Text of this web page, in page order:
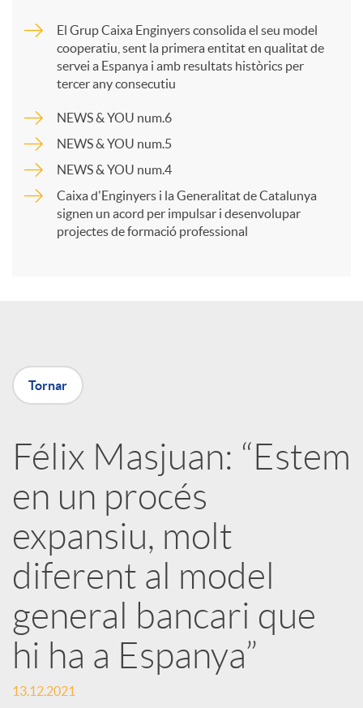
a
r
a
a
r
x
e
s
El Grup Caixa Enginyers consolida el seu model
cooperatiu, sent la primera entitat en qualitat de
servei a Espanya i amb resultats històrics per
tercer any consecutiu
NEWS & YOU num.6
NEWS & YOU num.5
NEWS & YOU num.4
Caixa d'Enginyers i la Generalitat de Catalunya
signen un acord per impulsar i desenvolupar
projectes de formació professional
Tornar
Félix Masjuan: “Estem
en un procés
expansiu, molt
diferent al model
general bancari que
hi ha a Espanya”
13.12.2021